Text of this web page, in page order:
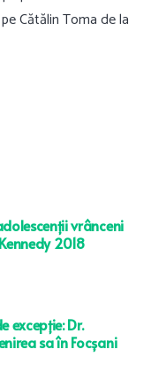
Cătălin Toma de la
vrânceni
2018
excepție: Dr.
sa în Focșani